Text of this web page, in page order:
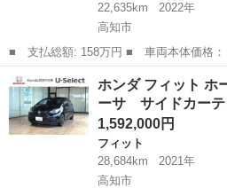
22,635km
2022年
高知市
■ 支払総額: 158万円 ■ 車両本体価格： 1,486,000 円 ■ メーカー
名： ホンダ ■ 車種名： フィット ■
周年特別仕様車カーサ ＨｏｎｄａＳＥ
フルセグＮ...
高知 高知市 フィット
ホンダ フィット ホ
ーサ サイドカー
1,592,000円
フィット
28,684km
2021年
高知市